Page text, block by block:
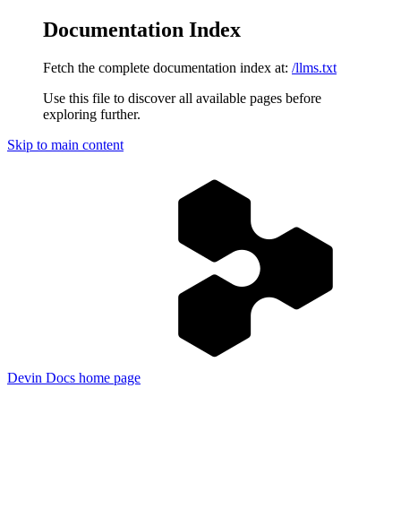
Documentation Index
Fetch the complete documentation index at: /llms.txt
Use this file to discover all available pages before
exploring further.
Skip to main content
Devin Docs home page